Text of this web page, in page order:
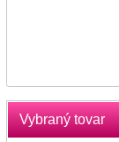
Vybraný tovar